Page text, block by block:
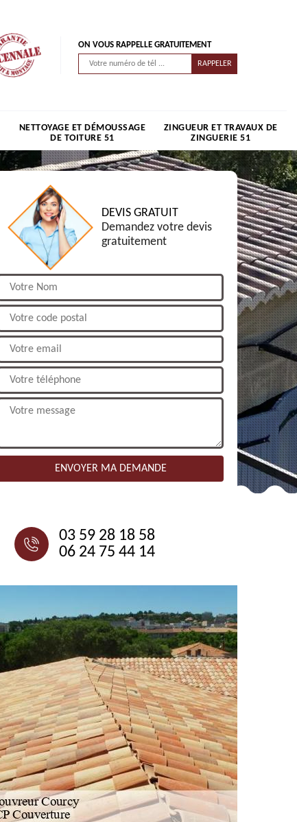
ON VOUS RAPPELLE GRATUITEMENT
NETTOYAGE ET DÉMOUSSAGE
DE TOITURE 51
ZINGUEUR ET TRAVAUX DE
ZINGUERIE 51
DEVIS GRATUIT
Demandez votre devis
gratuitement
03 59 28 18 58
06 24 75 44 14